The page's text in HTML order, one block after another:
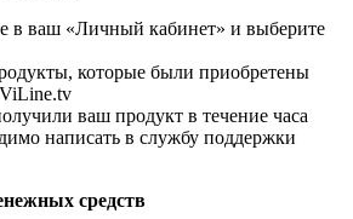
в ваш «Личный кабинет» и выберите
которые были приобретены
ваш продукт в течение часа
написать в службу поддержки
средств